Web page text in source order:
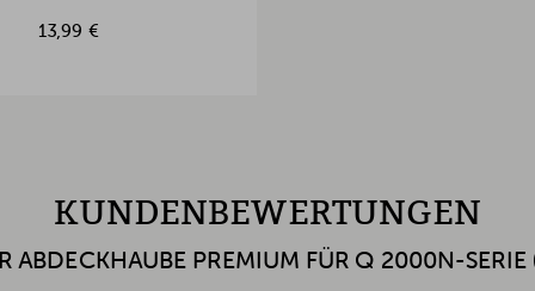
13,99 €
KUNDENBEWERTUNGEN
ABDECKHAUBE PREMIUM FÜR Q 2000N-